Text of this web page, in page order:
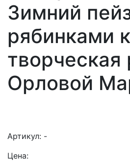
Зимний
рябинками
творческая
Орловой
Артикул: -
Цена: